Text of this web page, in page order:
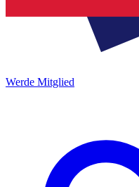
Werde Mitglied